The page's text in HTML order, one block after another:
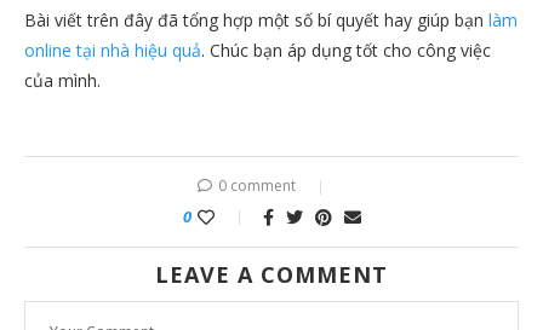
Bài viết trên đây đã tổng hợp một số bí quyết hay giúp bạn làm
online tại nhà hiệu quả. Chúc bạn áp dụng tốt cho công việc
của mình.
0 comment
0
LEAVE A COMMENT